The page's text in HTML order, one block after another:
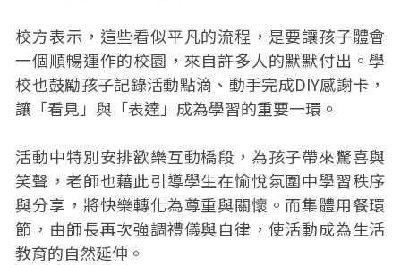
校方表示，這些看似平凡的流程，是要讓孩子體會
一個順暢運作的校園，來自許多人的默默付出。學
校也鼓勵孩子記錄活動點滴、動手完成DIY感謝卡，
讓「看見」與「表達」成為學習的重要一環。
活動中特別安排歡樂互動橋段，為孩子帶來驚喜與
笑聲，老師也藉此引導學生在愉悅氛圍中學習秩序
與分享，將快樂轉化為尊重與關懷。而集體用餐環
節，由師長再次強調禮儀與自律，使活動成為生活
教育的自然延伸。